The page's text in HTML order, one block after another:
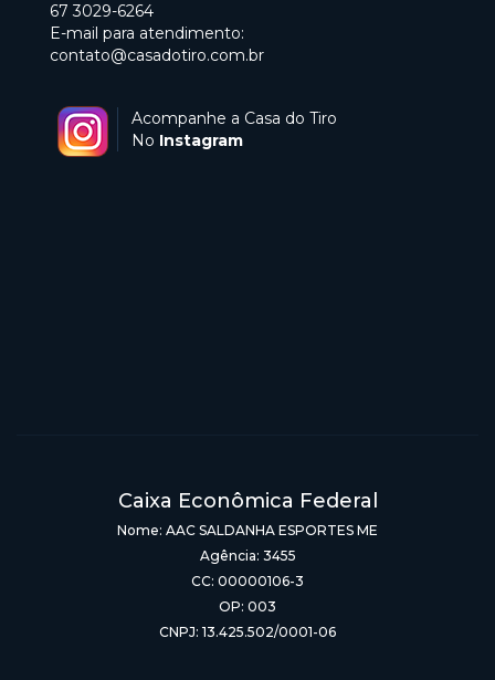
67 3029-6264
E-mail para atendimento:
contato@casadotiro.com.br
Acompanhe a Casa do Tiro
No Instagram
Caixa Econômica Federal
Nome: AAC SALDANHA ESPORTES ME
Agência: 3455
CC: 00000106-3
OP: 003
CNPJ: 13.425.502/0001-06